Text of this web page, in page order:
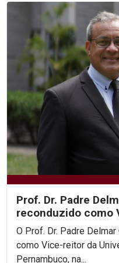
Prof. Dr. Padre
reconduzido como
O Prof. Dr. Padre
como Vice-reitor da
Pernambuco, na...